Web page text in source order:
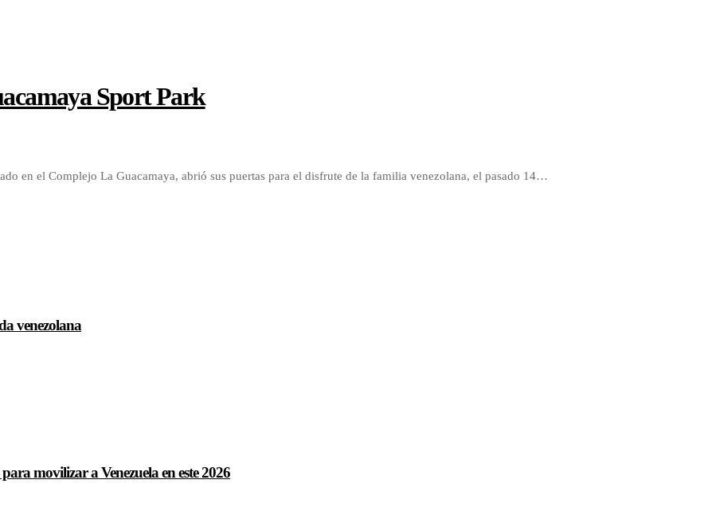
Sport Park
en el Complejo La Guacamaya, abrió sus puertas para el disfrute de la familia venezolana, el pasado 14…
venezolana
movilizar a Venezuela en este 2026